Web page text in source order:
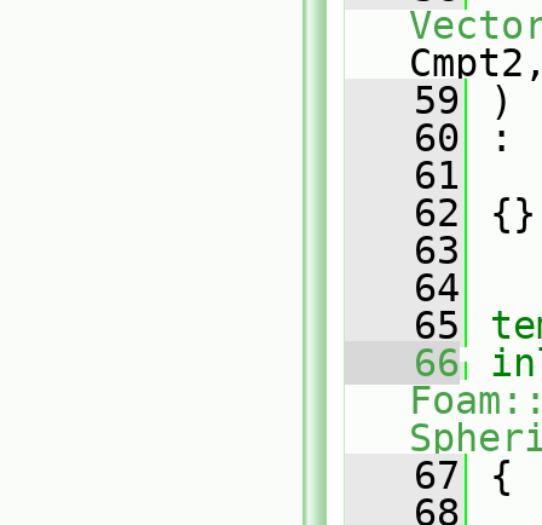
   59
)
   60
:
   61
   62
{}
   63
   64
   65
   66
   67
{
   68